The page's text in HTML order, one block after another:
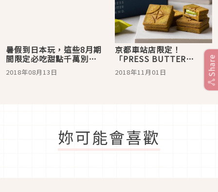
暑假到日本玩，這些8月期
間限定必吃甜點千萬別錯
過！
2018年08月13日
京都車站店限定！
「PRESS BUTTER
SAND」帶著京風抹茶口味
清新登場
2018年11月01日
妳可能會喜歡
Share